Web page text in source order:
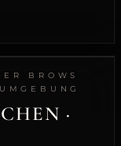
BROWS
·